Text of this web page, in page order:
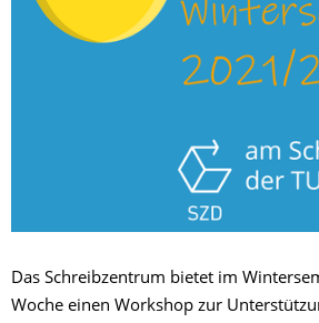
Das Schreibzentrum bietet im
Woche einen Workshop zur